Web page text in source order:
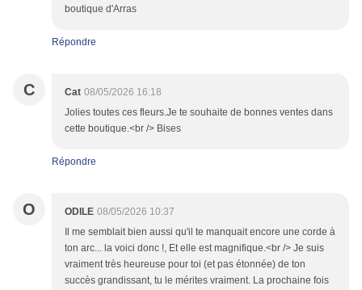
boutique d'Arras
Répondre
C Cat 08/05/2026 16:18
Jolies toutes ces fleurs.Je te souhaite de bonnes ventes dans
cette boutique.<br /> Bises
Répondre
O ODILE 08/05/2026 10:37
Il me semblait bien aussi qu'il te manquait encore une corde à
ton arc... la voici donc !, Et elle est magnifique.<br /> Je suis
vraiment très heureuse pour toi (et pas étonnée) de ton
succès grandissant, tu le mérites vraiment. La prochaine fois